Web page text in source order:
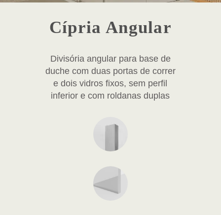
Cípria Angular
Divisória angular para base de
duche com duas portas de correr
e dois vidros fixos, sem perfil
inferior e com roldanas duplas